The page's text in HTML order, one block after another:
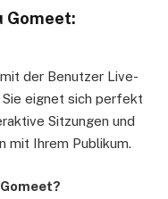
Gomeet:
der Benutzer Live-
eignet sich perfekt
Sitzungen und
mit Ihrem Publikum.